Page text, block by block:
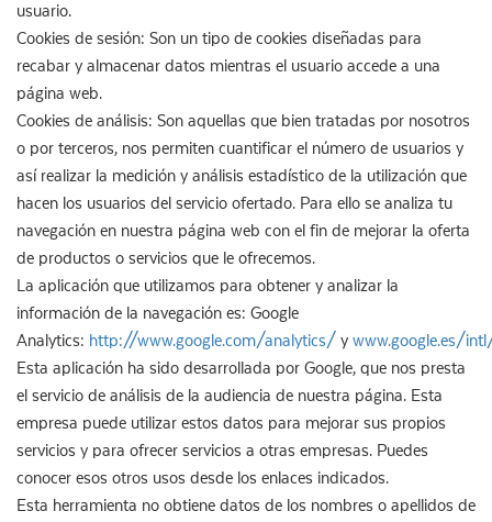
usuario.
Cookies de sesión: Son un tipo de cookies diseñadas para
recabar y almacenar datos mientras el usuario accede a una
página web.
Cookies de análisis: Son aquellas que bien tratadas por nosotros
o por terceros, nos permiten cuantificar el número de usuarios y
así realizar la medición y análisis estadístico de la utilización que
hacen los usuarios del servicio ofertado. Para ello se analiza tu
navegación en nuestra página web con el fin de mejorar la oferta
de productos o servicios que le ofrecemos.
La aplicación que utilizamos para obtener y analizar la
información de la navegación es: Google
Analytics: http://www.google.com/analytics/ y www.google.es/
Esta aplicación ha sido desarrollada por Google, que nos presta
el servicio de análisis de la audiencia de nuestra página. Esta
empresa puede utilizar estos datos para mejorar sus propios
servicios y para ofrecer servicios a otras empresas. Puedes
conocer esos otros usos desde los enlaces indicados.
Esta herramienta no obtiene datos de los nombres o apellidos de